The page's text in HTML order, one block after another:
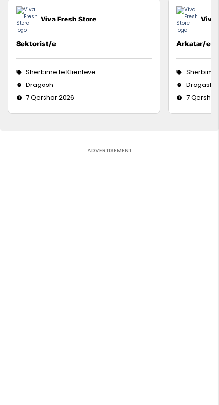
Viva Fresh Store
Sektorist/e
Shërbime te Klientëve
Dragash
7 Qershor 2026
Viva
Arkatar/e
Shërbime
Dragash
7